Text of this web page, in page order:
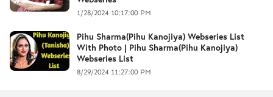
1/28/2024 10:17:00 PM
Pihu Sharma(Pihu Kanojiya) Webseries List
With Photo | Pihu Sharma(Pihu Kanojiya)
Webseries List
8/29/2024 11:27:00 PM